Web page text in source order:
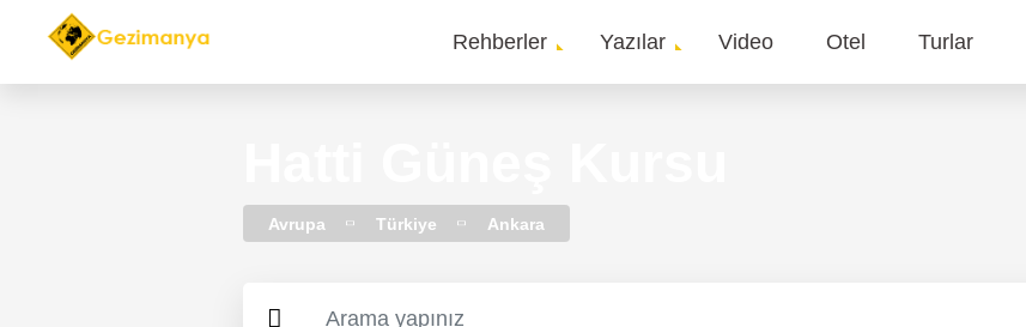
Main
Rehberler Yazılar Video Otel Turlar
Avrupa Türkiye Ankara